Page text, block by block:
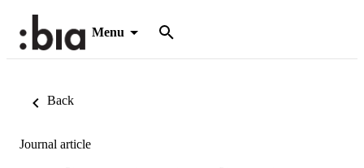
Menu
Back
Journal article